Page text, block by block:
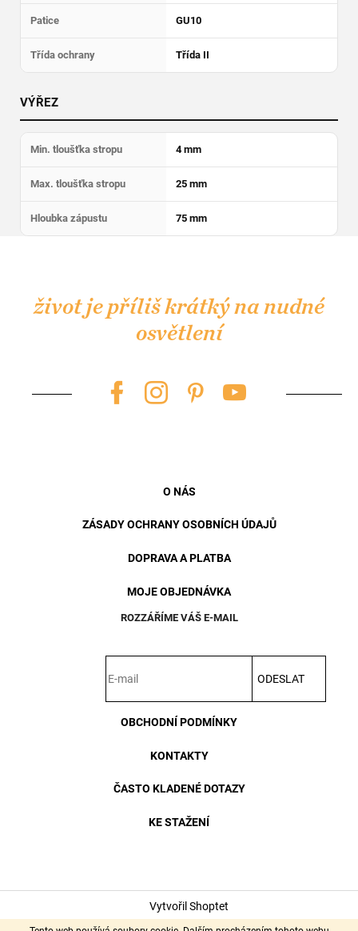
Patice GU10
Třída ochrany Třída II
VÝŘEZ
Min. tloušťka stropu 4 mm
Max. tloušťka stropu 25 mm
Hloubka zápustu 75 mm
život je příliš krátký na nudné
osvětlení
O NÁS
ZÁSADY OCHRANY OSOBNÍCH ÚDAJŮ
DOPRAVA A PLATBA
MOJE OBJEDNÁVKA
ROZZÁŘÍME VÁŠ E-MAIL
ODESLAT
OBCHODNÍ PODMÍNKY
KONTAKTY
ČASTO KLADENÉ DOTAZY
KE STAŽENÍ
Vytvořil Shoptet